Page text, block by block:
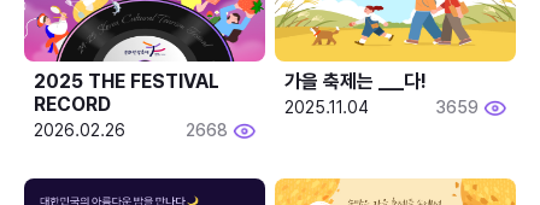
2025 THE FESTIVAL
RECORD
2026.02.26 2668
2025.11.04 3659